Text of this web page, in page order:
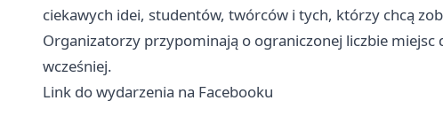
ciekawych idei, studentów, twórców i tych, którzy chcą
Organizatorzy przypominają o ograniczonej liczbie miejsc
wcześniej.
Link do wydarzenia na Facebooku